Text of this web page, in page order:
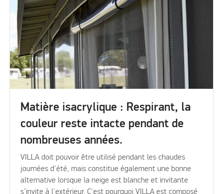
Matière isacrylique : Respirant, la
couleur reste intacte pendant de
nombreuses années.
VILLA doit pouvoir être utilisé pendant les chaudes
journées d'été, mais constitue également une bonne
alternative lorsque la neige est blanche et invitante
s’invite à l'extérieur. C'est pourquoi VILLA est composé